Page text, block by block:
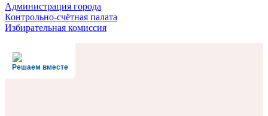
Администрация города
Контрольно-счётная палата
Избирательная комиссия
Решаем вместе